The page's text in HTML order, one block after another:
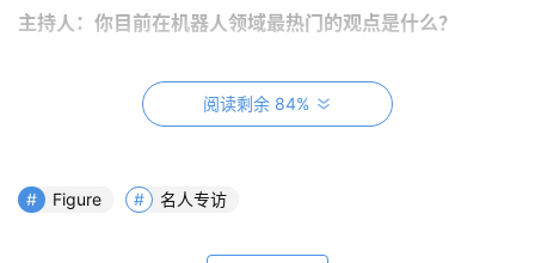
主持人：你目前在机器人领域最热门的观点是什么？
我认为我们花了很多时间在做完全自主和端到端的
事情。你走进来的时候问了我们几个问题，比如“这是远程
就很难看清这个领域到底发生了什么。所以我希望你今天在
阅读剩余 84%
Figure 名人专访